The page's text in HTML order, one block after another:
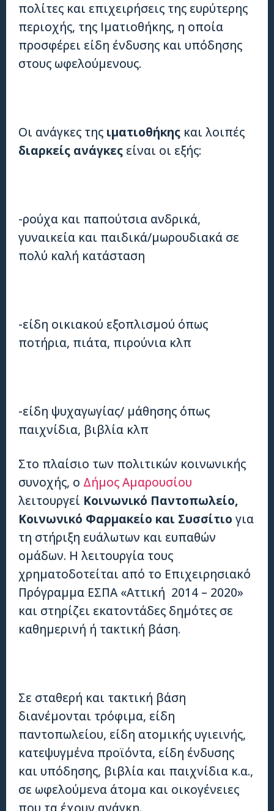
πολίτες και επιχειρήσεις της ευρύτερης
περιοχής, της Ιματιοθήκης, η οποία
προσφέρει είδη ένδυσης και υπόδησης
στους ωφελούμενους.
Οι ανάγκες της ιματιοθήκης και λοιπές
διαρκείς ανάγκες είναι οι εξής:
-ρούχα και παπούτσια ανδρικά,
γυναικεία και παιδικά/μωρουδιακά σε
πολύ καλή κατάσταση
-είδη οικιακού εξοπλισμού όπως
ποτήρια, πιάτα, πιρούνια κλπ
-είδη ψυχαγωγίας/ μάθησης όπως
παιχνίδια, βιβλία κλπ
Στο πλαίσιο των πολιτικών κοινωνικής
συνοχής, ο Δήμος Αμαρουσίου
λειτουργεί Κοινωνικό Παντοπωλείο,
Κοινωνικό Φαρμακείο και Συσσίτιο για
τη στήριξη ευάλωτων και ευπαθών
ομάδων. Η λειτουργία τους
χρηματοδοτείται από το Επιχειρησιακό
Πρόγραμμα ΕΣΠΑ «Αττική 2014 – 2020»
και στηρίζει εκατοντάδες δημότες σε
καθημερινή ή τακτική βάση.
Σε σταθερή και τακτική βάση
διανέμονται τρόφιμα, είδη
παντοπωλείου, είδη ατομικής υγιεινής,
κατεψυγμένα προϊόντα, είδη ένδυσης
και υπόδησης, βιβλία και παιχνίδια κ.α.,
σε ωφελούμενα άτομα και οικογένειες